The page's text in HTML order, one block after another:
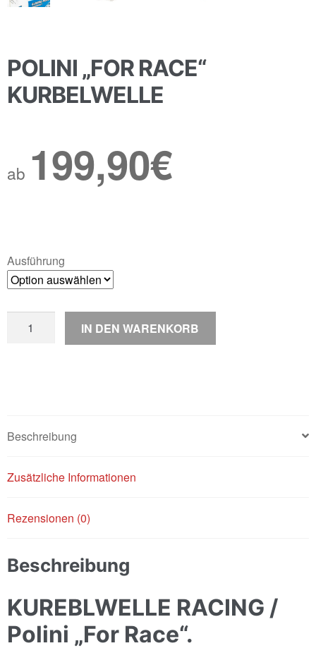
POLINI „FOR RACE“
KURBELWELLE
ab 199,90€
Ausführung
IN DEN WARENKORB
Beschreibung
Zusätzliche Informationen
Rezensionen (0)
Beschreibung
KUREBLWELLE RACING /
Polini „For Race“.